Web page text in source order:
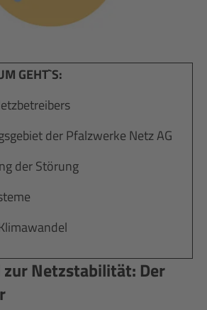
GEHT`S:
der Pfalzwerke Netz AG
der Störung
zur Netzstabilität: Der